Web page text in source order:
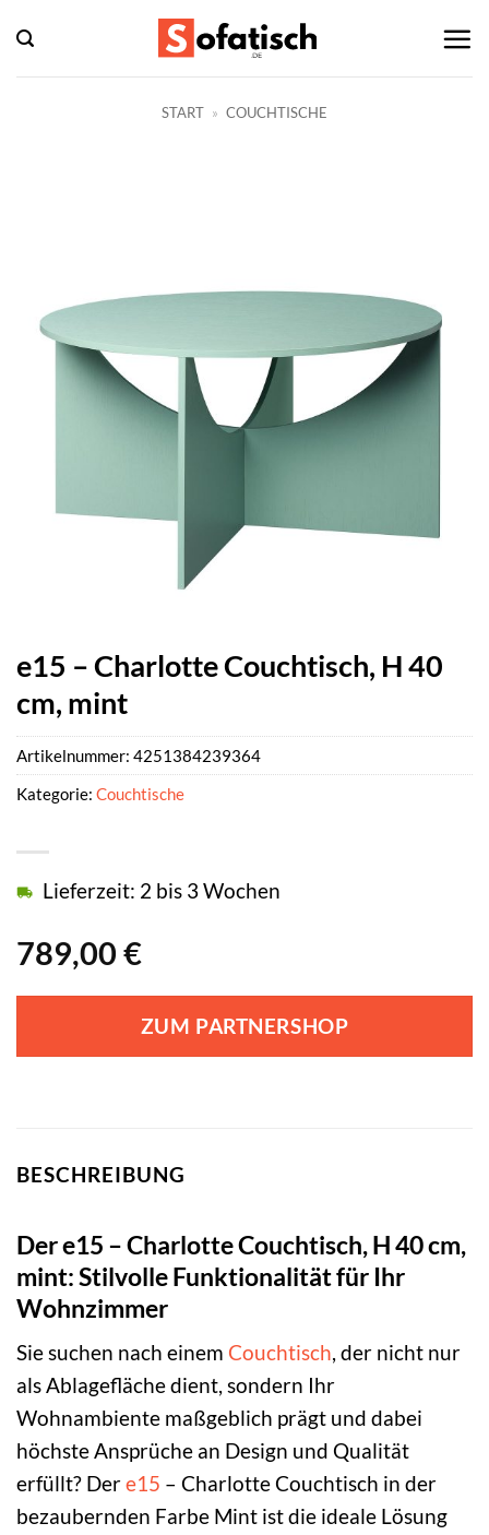
Inhalt
springen
START » COUCHTISCHE
e15 – Charlotte Couchtisch, H 40
cm, mint
789,00 €
Lieferzeit: 2 bis 3 Wochen
ZUM PARTNERSHOP
Artikelnummer: 4251384239364
Kategorie: Couchtische
BESCHREIBUNG
Der e15 – Charlotte Couchtisch, H 40 cm,
mint: Stilvolle Funktionalität für Ihr
Wohnzimmer
Sie suchen nach einem Couchtisch, der nicht nur
als Ablagefläche dient, sondern Ihr
Wohnambiente maßgeblich prägt und dabei
höchste Ansprüche an Design und Qualität
erfüllt? Dere15 – Charlotte Couchtisch in der
bezaubernden Farbe Mint ist die ideale Lösung